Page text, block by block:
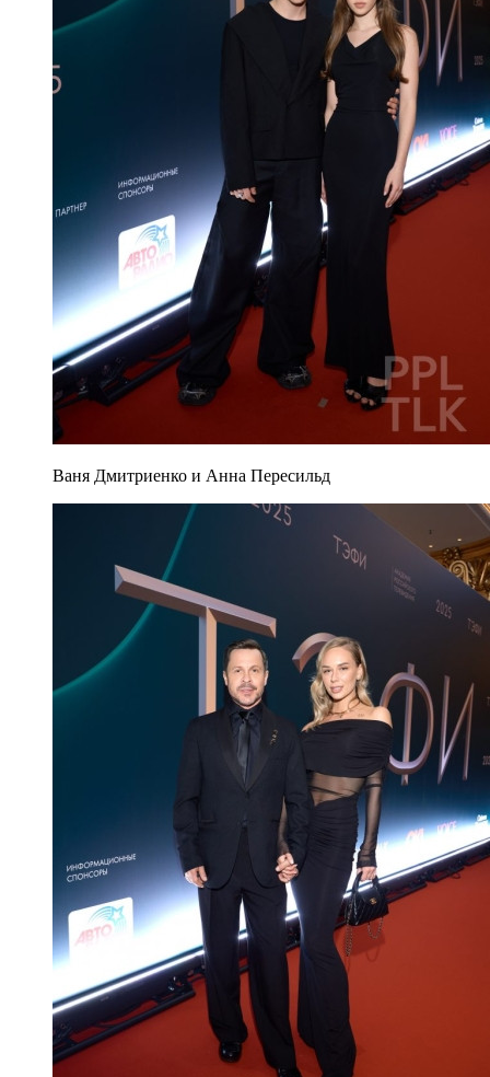
Ваня Дмитриенко и Анна Пересильд